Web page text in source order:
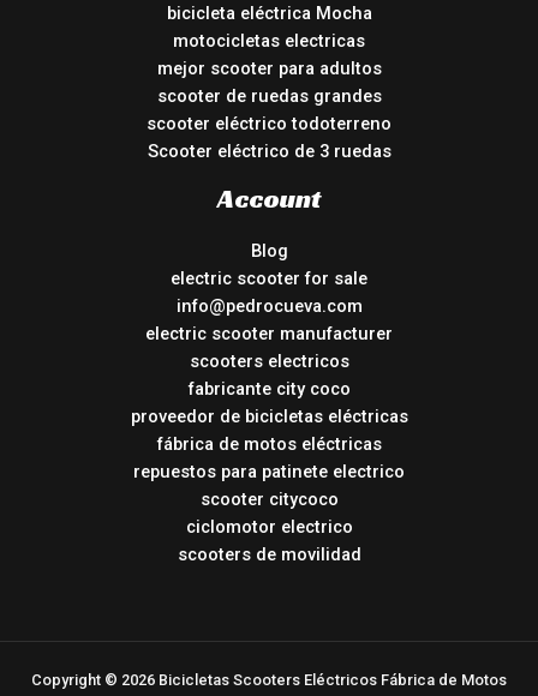
bicicleta eléctrica Mocha
motocicletas electricas
mejor scooter para adultos
scooter de ruedas grandes
scooter eléctrico todoterreno
Scooter eléctrico de 3 ruedas
Account
Blog
electric scooter for sale
info@pedrocueva.com
electric scooter manufacturer
scooters electricos
fabricante city coco
proveedor de bicicletas eléctricas
fábrica de motos eléctricas
repuestos para patinete electrico
scooter citycoco
ciclomotor electrico
scooters de movilidad
Copyright © 2026 Bicicletas Scooters Eléctricos Fábrica de Motos